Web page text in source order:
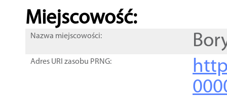
Miejscowość:
Nazwa miejscowości:
Adres URI zasobu PRNG: